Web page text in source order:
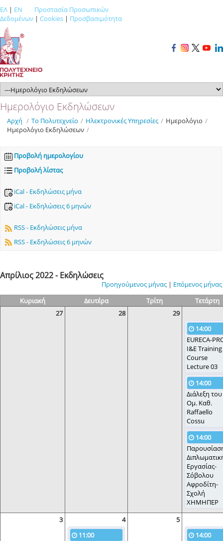
ΕΛ | EN
Προστασία Προσωπικών
Δεδομένων | Cookies | Προσβασιμότητα
Ημερολόγιο Εκδηλώσεων
Αρχή / Το Πολυτεχνείο / Ηλεκτρονικές Υπηρεσίες / Ημερολόγιο /
Ημερολόγιο Εκδηλώσεων /
Προβολή ημερολογίου
Προβολή λίστας
iCal - Εκδηλώσεις μήνα
iCal - Εκδηλώσεις 6 μηνών
RSS - Εκδηλώσεις μήνα
RSS - Εκδηλώσεις 6 μηνών
Απρίλιος 2022 - Εκδηλώσεις
Προηγούμενος μήνας| Επόμενος μήνας
Κυριακή
Δευτέρα Τρίτη
Τετάρτη
27
28
29
14:00
EURECA-
I&E Training
Course
Lecture 03
14:00
Διάλεξη του
Ομ. Καθ.
Raffaello
Cossu
14:00
Εργασίας-
Σόβολου
Αφροδίτη-
Σχολή
ΧΗΜΗΠΕΡ
3
4
5
11:00
14:00